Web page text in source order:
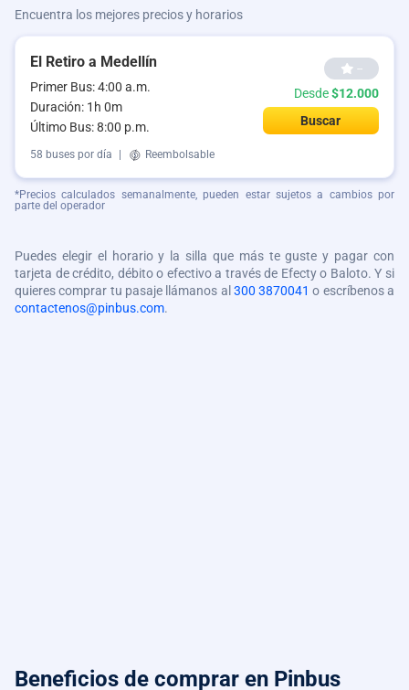
Encuentra los mejores precios y horarios
El Retiro a Medellín
Primer Bus: 4:00 a.m.
Duración: 1h 0m
Último Bus: 8:00 p.m.
--
Desde$12.000
Buscar
58 buses por día Reembolsable
*Precios calculados semanalmente, pueden estar sujetos a cambios por
parte del operador
Puedes elegir el horario y la silla que más te guste y pagar con
tarjeta de crédito, débito o efectivo a través de Efecty o Baloto. Y si
quieres comprar tu pasaje llámanos al 300 3870041 o escríbenos a
contactenos@pinbus.com.
Beneficios de comprar en Pinbus